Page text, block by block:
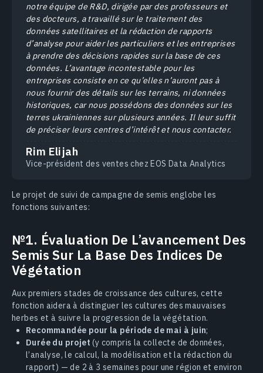
notre équipe de R&D, dirigée par des professeurs et
des docteurs, a travaillé sur le traitement des
données satellitaires et la rédaction de rapports
d’analyse pour aider les particuliers et les entreprises
à prendre des décisions rapides sur la base de ces
données. L’avantage incontestable pour les
entreprises consiste en ce qu’elles n’auront pas à
nous fournir des détails sur les terrains, ni données
historiques, car nous possédons des données sur les
terres ukrainiennes sur plusieurs années. Il leur suffit
de préciser leurs centres d’intérêt et nous contacter.
Rim Elijah
Vice-président des ventes chez EOS Data Analytics
Le projet de suivi de campagne de semis englobe les
fonctions suivantes:
№1. Évaluation De L’avancement Des
Semis Sur La Base Des Indices De
Végétation
Aux premiers stades de croissance des cultures, cette
fonction aidera à distinguer les cultures des mauvaises
herbes et à suivre la progression de la végétation.
Recommandée pour la période de mai à juin;
Durée du projet (y compris la collecte de données,
l’analyse, le calcul, la modélisation et la rédaction du
rapport) — de 2 à 3 semaines pour une région et environ